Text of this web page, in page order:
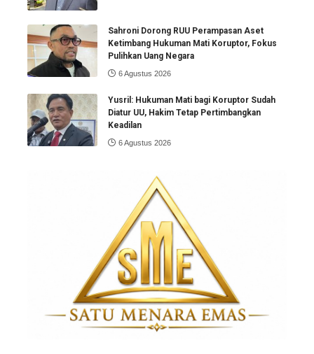
Sahroni Dorong RUU Perampasan Aset
Ketimbang Hukuman Mati Koruptor, Fokus
Pulihkan Uang Negara
6 Agustus 2026
Yusril: Hukuman Mati bagi Koruptor Sudah
Diatur UU, Hakim Tetap Pertimbangkan
Keadilan
6 Agustus 2026